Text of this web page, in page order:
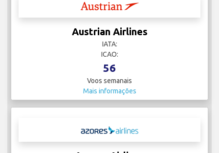
Austrian Airlines
IATA:
ICAO:
56
Voos semanais
Mais informações